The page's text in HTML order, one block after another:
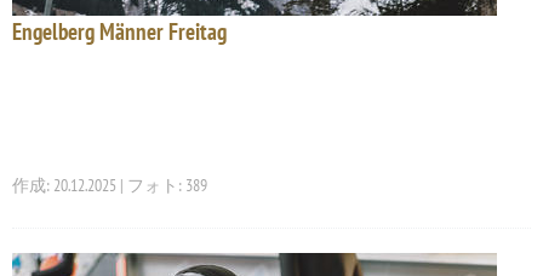
Engelberg Männer Freitag
作成: 20.12.2025 | フォト: 389